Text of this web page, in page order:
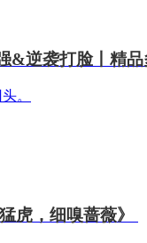
&逆袭打脸丨精品
。
虎，细嗅蔷薇》